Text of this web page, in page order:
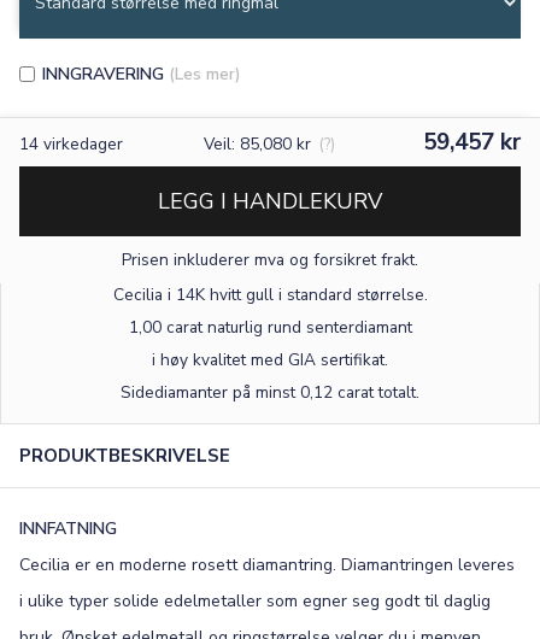
INNGRAVERING (Les mer)
14 virkedager Veil: 85,080 kr (?) 59,457 kr
LEGG I HANDLEKURV
Prisen inkluderer mva og forsikret frakt.
Cecilia i 14K hvitt gulli standard størrelse.
1,00 carat naturlig rund senterdiamant
i høy kvalitet med GIA sertifikat.
Sidediamanter på minst 0,12 carat totalt.
PRODUKTBESKRIVELSE
INNFATNING
Cecilia er en moderne rosett diamantring. Diamantringen leveres
i ulike typer solide edelmetaller som egner seg godt til daglig